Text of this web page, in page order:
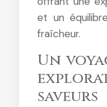
et un
fraîcheur.
Un
saveurs